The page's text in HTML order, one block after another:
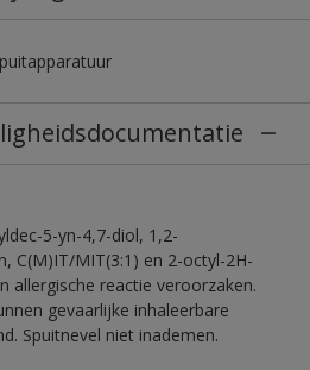
5-yn-4,7-diol, 1,2-
C(M)IT/MIT(3:1) en 2-octyl-2H-
allergische reactie veroorzaken.
gevaarlijke inhaleerbare
Spuitnevel niet inademen.